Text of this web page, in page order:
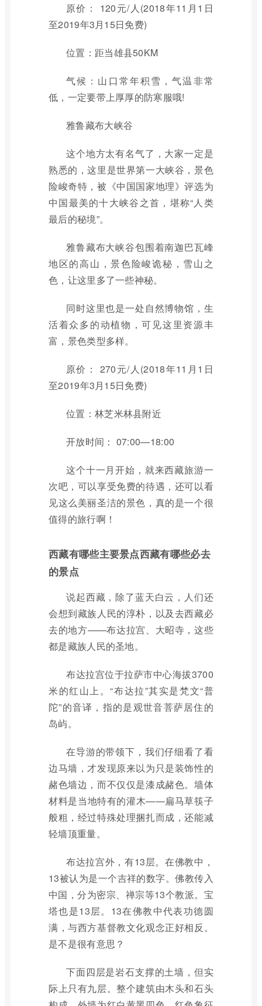
原价： 120元/人(2018年11月1日
至2019年3月15日免费)
位置：距当雄县50KM
气候：山口常年积雪，气温非常
低，一定要带上厚厚的防寒服哦!
雅鲁藏布大峡谷
这个地方太有名气了，大家一定是
熟悉的，这里是世界第一大峡谷，景色
险峻奇特，被《中国国家地理》评选为
中国最美的十大峡谷之首，堪称“人类
最后的秘境”。
雅鲁藏布大峡谷包围着南迦巴瓦峰
地区的高山，景色险峻诡秘，雪山之
色，让这里多了一些神秘。
同时这里也是一处自然博物馆，生
活着众多的动植物，可见这里资源丰
富，景色类型多样。
原价： 270元/人(2018年11月1日
至2019年3月15日免费)
位置：林芝米林县附近
开放时间： 07:00—18:00
这个十一月开始，就来西藏旅游一
次吧，可以享受免费的待遇，还可以看
见这么美丽圣洁的景色，真的是一个很
值得的旅行啊！
西藏有哪些主要景点西藏有哪些必去
的景点
说起西藏，除了蓝天白云，人们还
会想到藏族人民的淳朴，以及去西藏必
去的地方——布达拉宫、大昭寺，这些
都是藏族人民的圣地。
布达拉宫位于拉萨市中心海拔3700
米的红山上。“布达拉”其实是梵文“普
陀”的音译，指的是观世音菩萨居住的
岛屿。
在导游的带领下，我们仔细看了看
边马墙，才发现原来以为只是装饰性的
赭色墙边，而不仅仅是漆成赭色。墙体
材料是当地特有的灌木——扁马草筷子
般粗，经过特殊处理捆扎而成，还能减
轻墙顶重量。
布达拉宫外，有13层。在佛教中，
13被认为是一个吉祥的数字。佛教传入
中国，分为密宗、禅宗等13个教派。宝
塔也是13层。13在佛教中代表功德圆
满，与西方基督教文化观念正好相反。
是不是很有意思？
下面四层是岩石支撑的土墙，但实
际上只有九层。整个建筑由木头和石头